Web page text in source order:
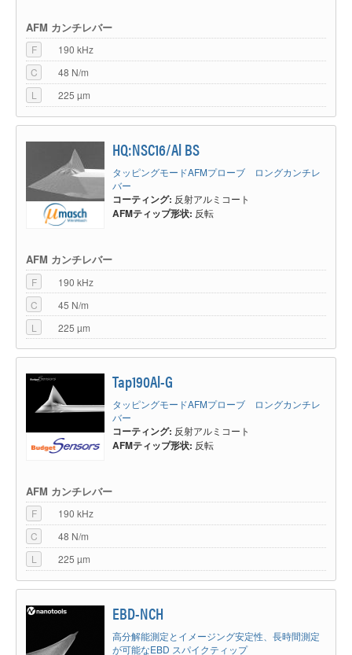
AFM カンチレバー
F
190 kHz
C
48 N/m
L
225 µm
HQ:NSC16/Al BS
タッピングモードAFMプローブ ロングカンチレ
バー
コーティング: 反射アルミコート
AFMティップ形状: 反転
AFM カンチレバー
F
190 kHz
C
45 N/m
L
225 µm
Tap190Al-G
タッピングモードAFMプローブ ロングカンチレ
バー
コーティング: 反射アルミコート
AFMティップ形状: 反転
AFM カンチレバー
F
190 kHz
C
48 N/m
L
225 µm
EBD-NCH
高分解能測定とイメージング安定性、長時間測定
が可能なEBD スパイクティップ